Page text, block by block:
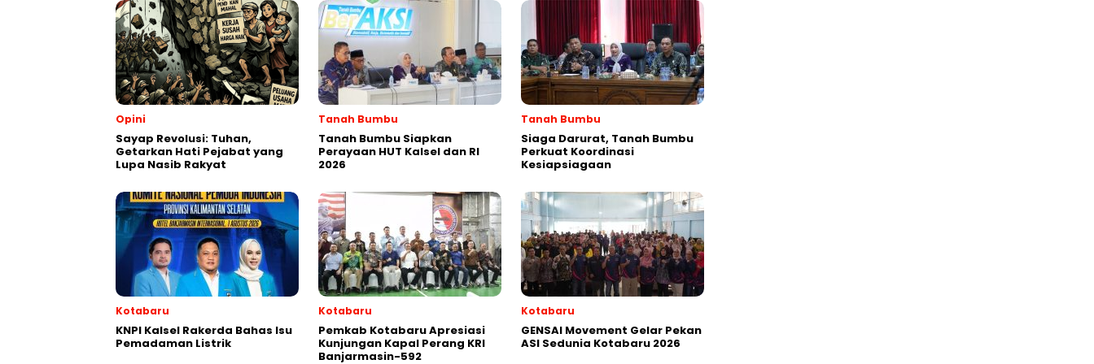
Opini
Sayap Revolusi: Tuhan,
Getarkan Hati Pejabat yang
Lupa Nasib Rakyat
Tanah Bumbu
Tanah Bumbu Siapkan
Perayaan HUT Kalsel dan RI
2026
Tanah Bumbu
Siaga Darurat, Tanah Bumbu
Perkuat Koordinasi
Kesiapsiagaan
Kotabaru
KNPI Kalsel Rakerda Bahas Isu
Pemadaman Listrik
Kotabaru
Pemkab Kotabaru Apresiasi
Kunjungan Kapal Perang KRI
Banjarmasin-592
Kotabaru
GENSAI Movement Gelar Pekan
ASI Sedunia Kotabaru 2026